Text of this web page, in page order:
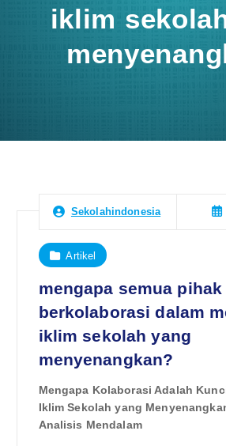
iklim
Sekolahindonesia
Artikel
mengapa semua
berkolaborasi dalam
iklim sekolah yang
menyenangkan?
Mengapa Kolaborasi Adalah
Iklim Sekolah yang
Analisis Mendalam